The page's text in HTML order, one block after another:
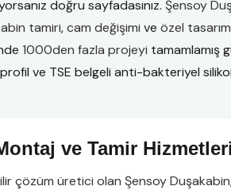
doğru sayfadasınız. Şensoy
tamiri,cam değişimi ve özel
1000den fazla projeyi tamamlamış
ve TSE belgeli anti-bakteriyel
ve Tamir Hizmetleri
çözüm üretici olan Şensoy Duşakabin